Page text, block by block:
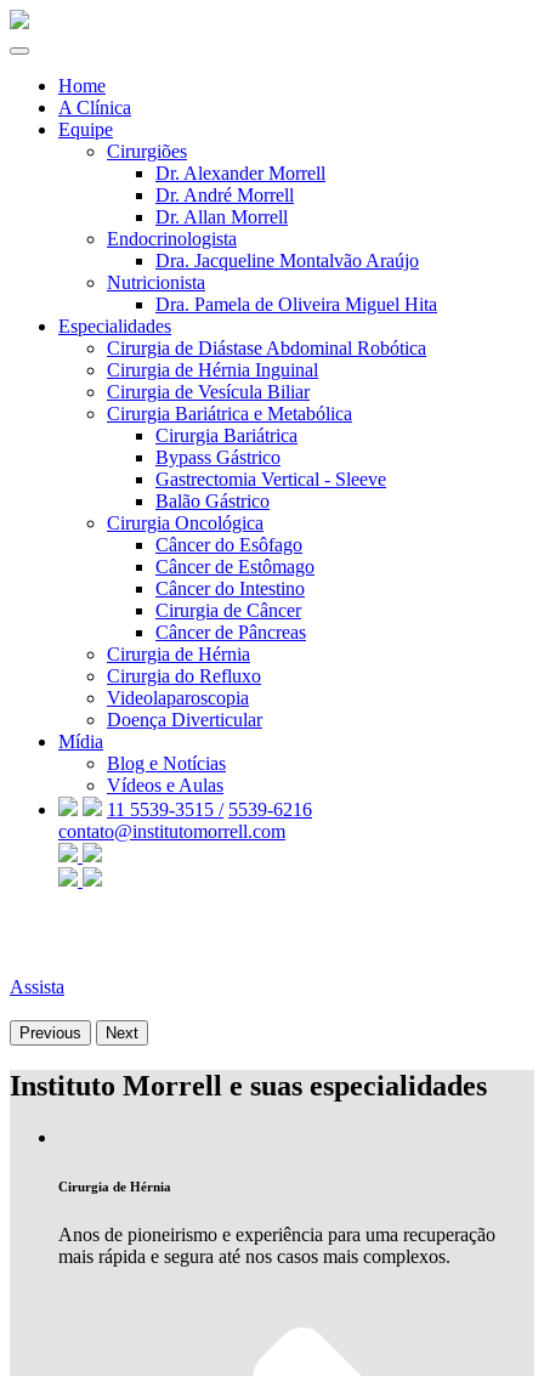
Home
A Clínica
Equipe
Cirurgiões
Dr. Alexander Morrell
Dr. André Morrell
Dr. Allan Morrell
Endocrinologista
Dra. Jacqueline Montalvão Araújo
Nutricionista
Dra. Pamela de Oliveira Miguel Hita
Especialidades
Cirurgia de Diástase Abdominal Robótica
Cirurgia de Hérnia Inguinal
Cirurgia de Vesícula Biliar
Cirurgia Bariátrica e Metabólica
Cirurgia Bariátrica
Bypass Gástrico
Gastrectomia Vertical - Sleeve
Balão Gástrico
Cirurgia Oncológica
Câncer do Esôfago
Câncer de Estômago
Câncer do Intestino
Cirurgia de Câncer
Câncer de Pâncreas
Cirurgia de Hérnia
Cirurgia do Refluxo
Videolaparoscopia
Doença Diverticular
Mídia
Blog e Notícias
Vídeos e Aulas
11 5539-3515 / 5539-6216
contato@institutomorrell.com
Assista
Previous Next
Instituto Morrell e suas especialidades
Cirurgia de Hérnia
Anos de pioneirismo e experiência para uma recuperação
mais rápida e segura até nos casos mais complexos.